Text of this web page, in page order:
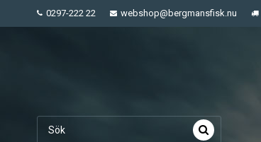
0297-222 22 webshop@bergmansfisk.nu